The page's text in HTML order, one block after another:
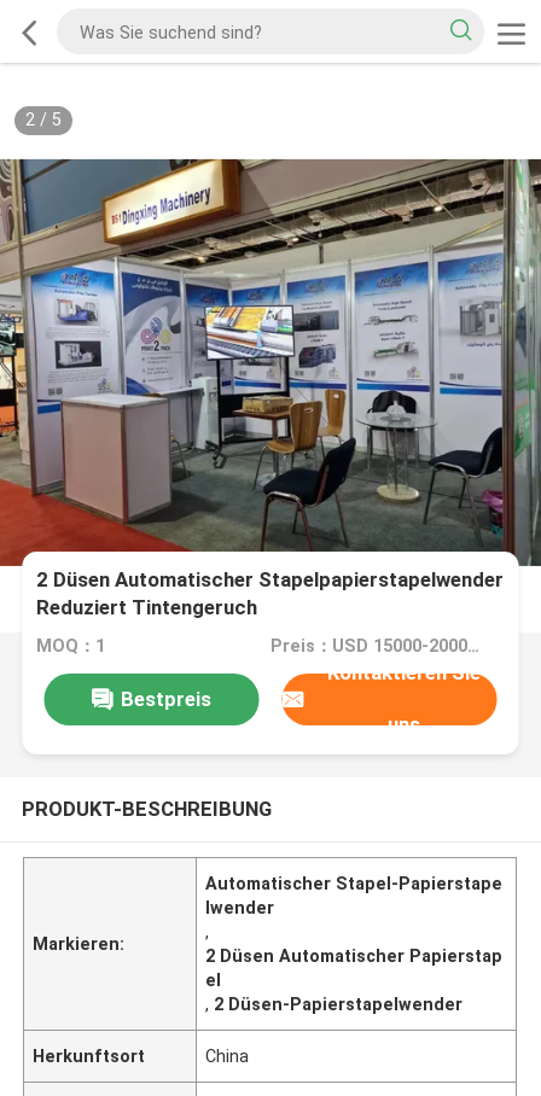
2/ 5
2 Düsen Automatischer Stapelpapierstapelwender
Reduziert Tintengeruch
MOQ：1 Preis：USD 15000-20000/SET
Bestpreis
Kontaktieren Sie
uns
PRODUKT-BESCHREIBUNG
Markieren:
Automatischer Stapel-Papierstape
lwender
,
2 Düsen Automatischer Papierstap
el
, 2 Düsen-Papierstapelwender
Herkunftsort China